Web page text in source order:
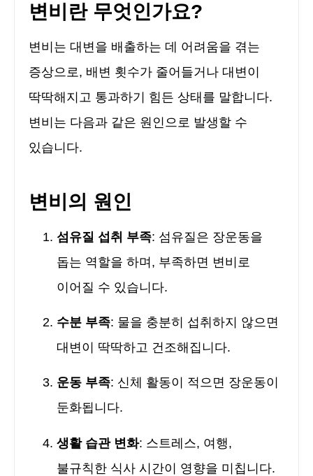
변비란 무엇인가요?
변비는 대변을 배출하는 데 어려움을 겪는
증상으로, 배변 횟수가 줄어들거나 대변이
딱딱해지고 통과하기 힘든 상태를 말합니다.
변비는 다음과 같은 원인으로 발생할 수
있습니다.
변비의 원인
섬유질 섭취 부족: 섬유질은 장운동을
돕는 역할을 하며, 부족하면 변비로
이어질 수 있습니다.
수분 부족: 물을 충분히 섭취하지 않으면
대변이 딱딱하고 건조해집니다.
운동 부족: 신체 활동이 적으면 장운동이
둔화됩니다.
생활 습관 변화: 스트레스, 여행,
불규칙한 식사 시간이 영향을 미칩니다.